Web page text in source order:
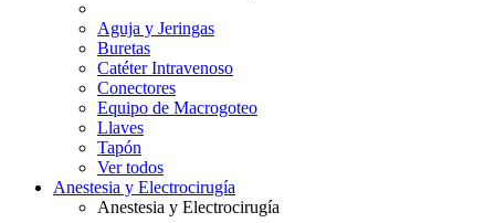
Aguja y Jeringas
Buretas
Catéter Intravenoso
Conectores
Equipo de Macrogoteo
Llaves
Tapón
Ver todos
Anestesia y Electrocirugía
Anestesia y Electrocirugía